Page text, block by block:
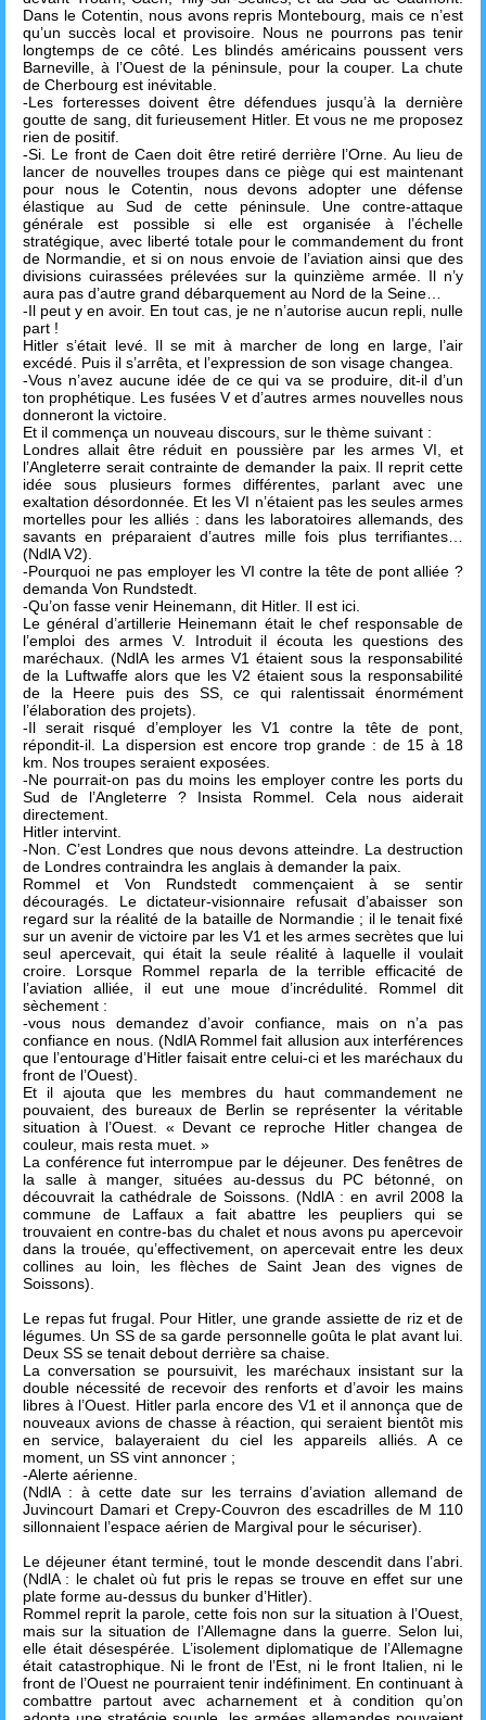
Dans le Cotentin, nous avons repris Montebourg, mais ce n’est
qu’un succès local et provisoire. Nous ne pourrons pas tenir
longtemps de ce côté. Les blindés américains poussent vers
Barneville, à l’Ouest de la péninsule, pour la couper. La chute
de Cherbourg est inévitable.
-Les forteresses doivent être défendues jusqu’à la dernière
goutte de sang, dit furieusement Hitler. Et vous ne me proposez
rien de positif.
-Si. Le front de Caen doit être retiré derrière l’Orne. Au lieu de
lancer de nouvelles troupes dans ce piège qui est maintenant
pour nous le Cotentin, nous devons adopter une défense
élastique au Sud de cette péninsule. Une contre-attaque
générale est possible si elle est organisée à l’échelle
stratégique, avec liberté totale pour le commandement du front
de Normandie, et si on nous envoie de l’aviation ainsi que des
divisions cuirassées prélevées sur la quinzième armée. Il n’y
aura pas d’autre grand débarquement au Nord de la Seine…
-Il peut y en avoir. En tout cas, je ne n’autorise aucun repli, nulle
part !
Hitler s’était levé. Il se mit à marcher de long en large, l’air
excédé. Puis il s’arrêta, et l’expression de son visage changea.
-Vous n’avez aucune idée de ce qui va se produire, dit-il d’un
ton prophétique. Les fusées V et d’autres armes nouvelles nous
donneront la victoire.
Et il commença un nouveau discours, sur le thème suivant :
Londres allait être réduit en poussière par les armes VI, et
l’Angleterre serait contrainte de demander la paix. Il reprit cette
idée sous plusieurs formes différentes, parlant avec une
exaltation désordonnée. Et les VI n’étaient pas les seules armes
mortelles pour les alliés : dans les laboratoires allemands, des
savants en préparaient d’autres mille fois plus terrifiantes…
(NdlA V2).
-Pourquoi ne pas employer les VI contre la tête de pont alliée ?
demanda Von Rundstedt.
-Qu’on fasse venir Heinemann, dit Hitler. Il est ici.
Le général d’artillerie Heinemann était le chef responsable de
l’emploi des armes V. Introduit il écouta les questions des
maréchaux. (NdlA les armes V1 étaient sous la responsabilité
de la Luftwaffe alors que les V2 étaient sous la responsabilité
de la Heere puis des SS, ce qui ralentissait énormément
l’élaboration des projets).
-Il serait risqué d’employer les V1 contre la tête de pont,
répondit-il. La dispersion est encore trop grande : de 15 à 18
km. Nos troupes seraient exposées.
-Ne pourrait-on pas du moins les employer contre les ports du
Sud de l’Angleterre ? Insista Rommel. Cela nous aiderait
directement.
Hitler intervint.
-Non. C’est Londres que nous devons atteindre. La destruction
de Londres contraindra les anglais à demander la paix.
Rommel et Von Rundstedt commençaient à se sentir
découragés. Le dictateur-visionnaire refusait d’abaisser son
regard sur la réalité de la bataille de Normandie ; il le tenait fixé
sur un avenir de victoire par les V1 et les armes secrètes que lui
seul apercevait, qui était la seule réalité à laquelle il voulait
croire. Lorsque Rommel reparla de la terrible efficacité de
l’aviation alliée, il eut une moue d’incrédulité. Rommel dit
sèchement :
-vous nous demandez d’avoir confiance, mais on n’a pas
confiance en nous. (NdlA Rommel fait allusion aux interférences
que l’entourage d’Hitler faisait entre celui-ci et les maréchaux du
front de l’Ouest).
Et il ajouta que les membres du haut commandement ne
pouvaient, des bureaux de Berlin se représenter la véritable
situation à l’Ouest. « Devant ce reproche Hitler changea de
couleur, mais resta muet. »
La conférence fut interrompue par le déjeuner. Des fenêtres de
la salle à manger, situées au-dessus du PC bétonné, on
découvrait la cathédrale de Soissons. (NdlA : en avril 2008 la
commune de Laffaux a fait abattre les peupliers qui se
trouvaient en contre-bas du chalet et nous avons pu apercevoir
dans la trouée, qu’effectivement, on apercevait entre les deux
collines au loin, les flèches de Saint Jean des vignes de
Soissons).
Le repas fut frugal. Pour Hitler, une grande assiette de riz et de
légumes. Un SS de sa garde personnelle goûta le plat avant lui.
Deux SS se tenait debout derrière sa chaise.
La conversation se poursuivit, les maréchaux insistant sur la
double nécessité de recevoir des renforts et d’avoir les mains
libres à l’Ouest. Hitler parla encore des V1 et il annonça que de
nouveaux avions de chasse à réaction, qui seraient bientôt mis
en service, balayeraient du ciel les appareils alliés. A ce
moment, un SS vint annoncer ;
-Alerte aérienne.
(NdlA : à cette date sur les terrains d’aviation allemand de
Juvincourt Damari et Crepy-Couvron des escadrilles de M 110
sillonnaient l’espace aérien de Margival pour le sécuriser).
Le déjeuner étant terminé, tout le monde descendit dans l’abri.
(NdlA : le chalet où fut pris le repas se trouve en effet sur une
plate forme au-dessus du bunker d’Hitler).
Rommel reprit la parole, cette fois non sur la situation à l’Ouest,
mais sur la situation de l’Allemagne dans la guerre. Selon lui,
elle était désespérée. L’isolement diplomatique de l’Allemagne
était catastrophique. Ni le front de l’Est, ni le front Italien, ni le
front de l’Ouest ne pourraient tenir indéfiniment. En continuant à
combattre partout avec acharnement et à condition qu’on